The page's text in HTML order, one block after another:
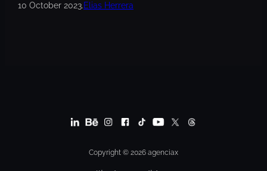
10 October 2023.Elias Herrera
Copyright © 2026 agenciax